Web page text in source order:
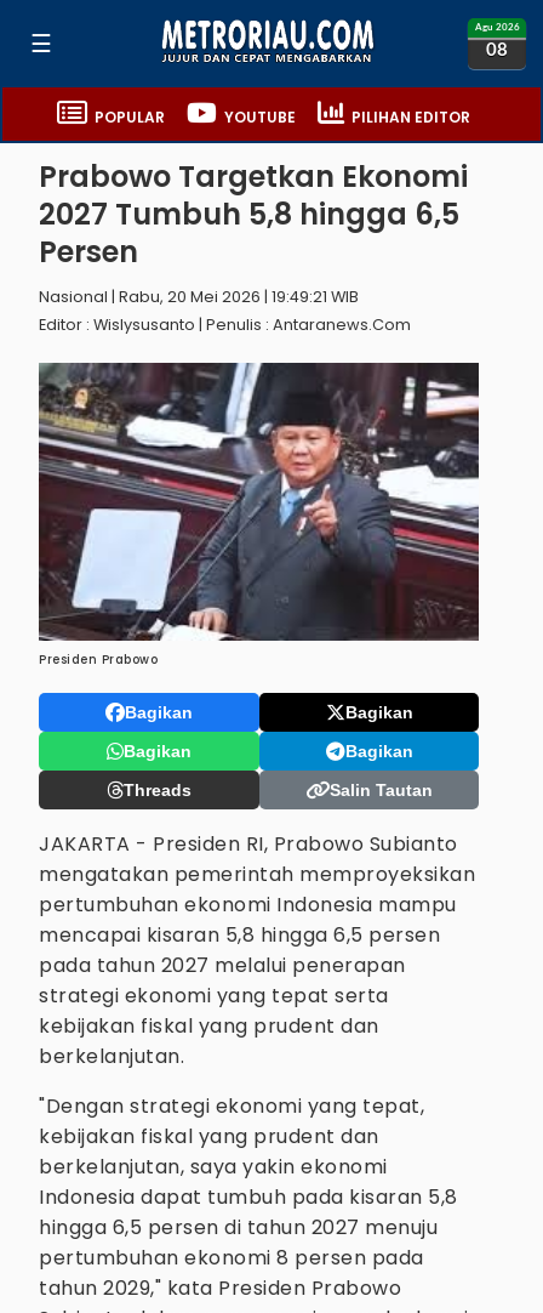
☰
Agu 2026
08
POPULAR YOUTUBE PILIHAN EDITOR
Prabowo Targetkan Ekonomi
2027 Tumbuh 5,8 hingga 6,5
Persen
Nasional | Rabu, 20 Mei 2026 | 19:49:21 WIB
Editor : Wislysusanto | Penulis : Antaranews.com
Presiden Prabowo
Bagikan
Bagikan
Bagikan
Bagikan
Threads
Salin Tautan
JAKARTA - Presiden RI, Prabowo Subianto
mengatakan pemerintah memproyeksikan
pertumbuhan ekonomi Indonesia mampu
mencapai kisaran 5,8 hingga 6,5 persen
pada tahun 2027 melalui penerapan
strategi ekonomi yang tepat serta
kebijakan fiskal yang prudent dan
berkelanjutan.
"Dengan strategi ekonomi yang tepat,
kebijakan fiskal yang prudent dan
berkelanjutan, saya yakin ekonomi
Indonesia dapat tumbuh pada kisaran 5,8
hingga 6,5 persen di tahun 2027 menuju
pertumbuhan ekonomi 8 persen pada
tahun 2029," kata Presiden Prabowo